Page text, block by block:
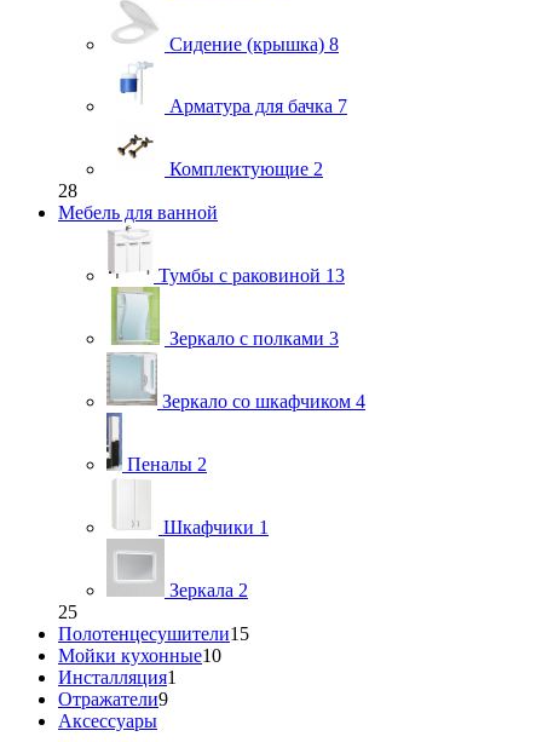
Сидение (крышка) 8
Арматура для бачка 7
Комплектующие 2
28
Мебель для ванной
Тумбы с раковиной 13
Зеркало с полками 3
Зеркало со шкафчиком 4
Пеналы 2
Шкафчики 1
Зеркала 2
25
Полотенцесушители15
Мойки кухонные10
Инсталляция1
Отражатели9
Аксессуары